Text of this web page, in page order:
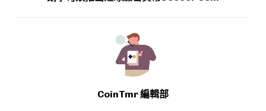
CoinTmr 編輯部